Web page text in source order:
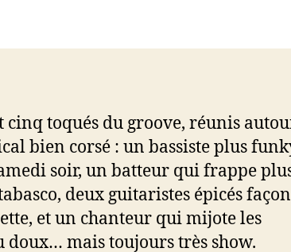
cinq toqués du groove, réunis
bien corsé : un bassiste plus
soir, un batteur qui frappe
deux guitaristes épicés façon
et un chanteur qui mijote les
doux… mais toujours très show.